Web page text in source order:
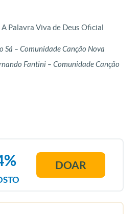
A Palavra Viva de Deus Oficial
Sá – Comunidade Canção Nova
Fantini – Comunidade Canção
DOAR